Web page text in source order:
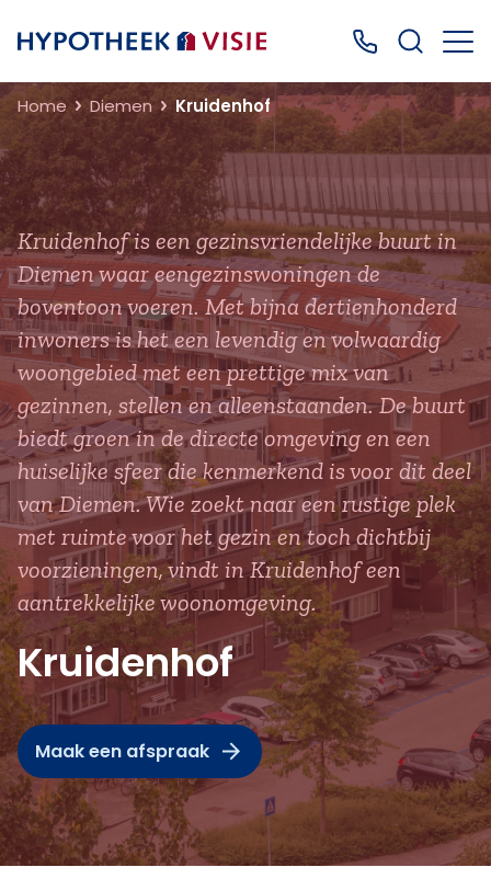
Terug naar home Bel ons: 0499
Home Diemen Kruidenhof
Kruidenhof is een gezinsvriendelijke buurt in
Diemen waar eengezinswoningen de
boventoon voeren. Met bijna dertienhonderd
inwoners is het een levendig en volwaardig
woongebied met een prettige mix van
gezinnen, stellen en alleenstaanden. De buurt
biedt groen in de directe omgeving en een
huiselijke sfeer die kenmerkend is voor dit deel
van Diemen. Wie zoekt naar een rustige plek
met ruimte voor het gezin en toch dichtbij
voorzieningen, vindt in Kruidenhof een
aantrekkelijke woonomgeving.
Kruidenhof
Maak een afspraak